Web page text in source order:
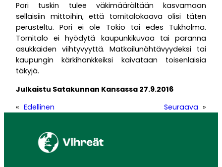
Pori tuskin tulee väkimäärältään kasvamaan
sellaisiin mittoihin, että tornitalokaava olisi täten
perusteltu. Pori ei ole Tokio tai edes Tukholma.
Tornitalo ei hyödytä kaupunkikuvaa tai paranna
asukkaiden viihtyvyyttä. Matkailunähtävyydeksi tai
kaupungin kärkihankkeiksi kaivataan toisenlaisia
täkyjä.
Julkaistu Satakunnan Kansassa 27.9.2016
« Edellinen Seuraava »